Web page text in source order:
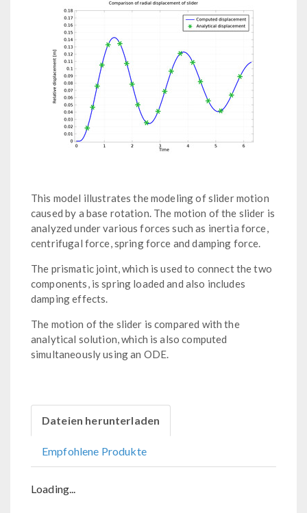
This model illustrates the modeling of slider motion
caused by a base rotation. The motion of the slider is
analyzed under various forces such as inertia force,
centrifugal force, spring force and damping force.
The prismatic joint, which is used to connect the two
components, is spring loaded and also includes
damping effects.
The motion of the slider is compared with the
analytical solution, which is also computed
simultaneously using an ODE.
Dateien herunterladen
Empfohlene Produkte
Loading...